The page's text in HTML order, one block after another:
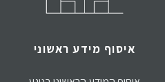
איסוף מידע ראשוני